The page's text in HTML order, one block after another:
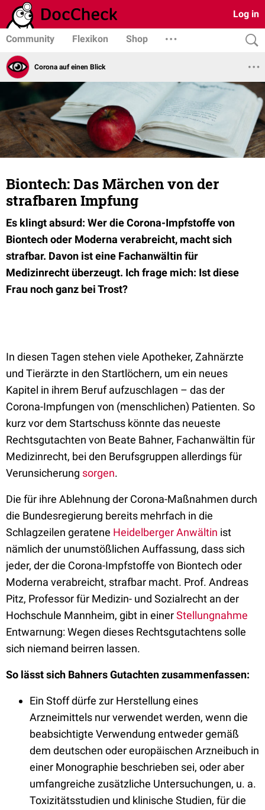
Log in
Community Flexikon Shop
Corona auf einen Blick
Biontech: Das Märchen von der
strafbaren Impfung
Es klingt absurd: Wer die Corona-Impfstoffe von
Biontech oder Moderna verabreicht, macht sich
strafbar. Davon ist eine Fachanwältin für
Medizinrecht überzeugt. Ich frage mich: Ist diese
Frau noch ganz bei Trost?
In diesen Tagen stehen viele Apotheker, Zahnärzte
und Tierärzte in den Startlöchern, um ein neues
Kapitel in ihrem Beruf aufzuschlagen – das der
Corona-Impfungen von (menschlichen) Patienten. So
kurz vor dem Startschuss könnte das neueste
Rechtsgutachten von Beate Bahner, Fachanwältin für
Medizinrecht, bei den Berufsgruppen allerdings für
Verunsicherung sorgen.
Die für ihre Ablehnung der Corona-Maßnahmen durch
die Bundesregierung bereits mehrfach in die
Schlagzeilen geratene Heidelberger Anwältin ist
nämlich der unumstößlichen Auffassung, dass sich
jeder, der die Corona-Impfstoffe von Biontech oder
Moderna verabreicht, strafbar macht. Prof. Andreas
Pitz, Professor für Medizin- und Sozialrecht an der
Hochschule Mannheim, gibt in einerStellungnahme
Entwarnung: Wegen dieses Rechtsgutachtens solle
sich niemand beirren lassen.
So lässt sich Bahners Gutachten zusammenfassen:
Ein Stoff dürfe zur Herstellung eines
Arzneimittels nur verwendet werden, wenn die
beabsichtigte Verwendung entweder gemäß
dem deutschen oder europäischen Arzneibuch in
einer Monographie beschrieben sei, oder aber
umfangreiche zusätzliche Untersuchungen, u. a.
Toxizitätsstudien und klinische Studien, für die